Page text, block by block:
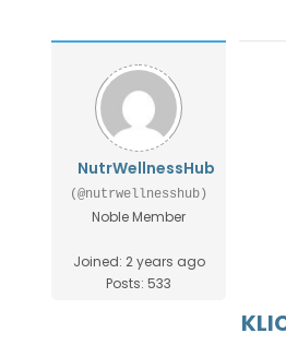
NutrWellnessHub
(@nutrwellnesshub)
Noble Member
Joined: 2 years ago
Posts: 533